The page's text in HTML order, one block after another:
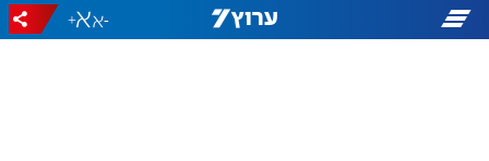
-
+